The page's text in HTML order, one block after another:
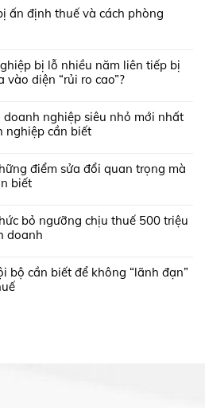
ấn định thuế và cách phòng
bị lỗ nhiều năm liên tiếp bị
vào diện “rủi ro cao”?
doanh nghiệp siêu nhỏ mới nhất
nghiệp cần biết
điểm sửa đổi quan trọng mà
biết
bỏ ngưỡng chịu thuế 500 triệu
doanh
bộ cần biết để không “lãnh đạn”